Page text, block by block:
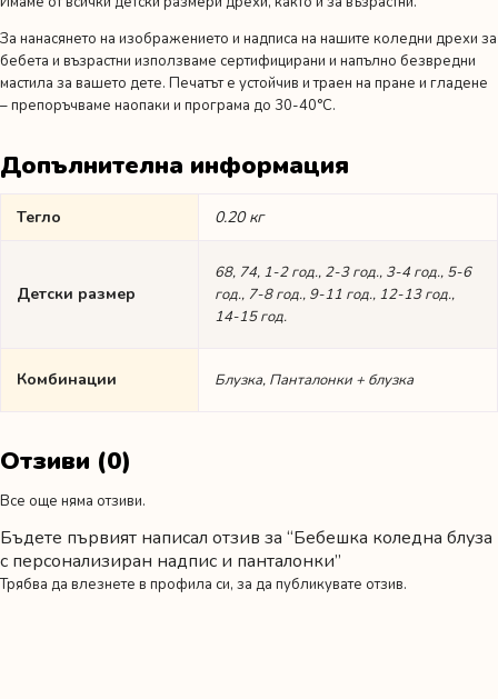
За нанасянето на изображението и надписа на нашите коледни дрехи за
бебета и възрастни използваме сертифицирани и напълно безвредни
мастила за вашето дете. Печатът е устойчив и траен на пране и гладене
– препоръчваме наопаки и програма до 30-40°C.
Допълнителна информация
Тегло 0.20 кг
Детски размер
68, 74, 1-2 год., 2-3 год., 3-4 год., 5-6
год., 7-8 год., 9-11 год., 12-13 год.,
14-15 год.
Комбинации Блузка, Панталонки + блузка
Отзиви (0)
Все още няма отзиви.
Бъдете първият написал отзив за “Бебешка коледна блуза
с персонализиран надпис и панталонки”
Трябва да влезнете в профила си, за да публикувате отзив.